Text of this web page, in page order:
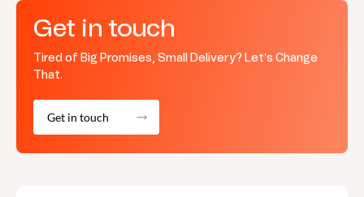
Get in touch
Tired of Big Promises, Small Delivery? Let’s Change
That.
Get in touch